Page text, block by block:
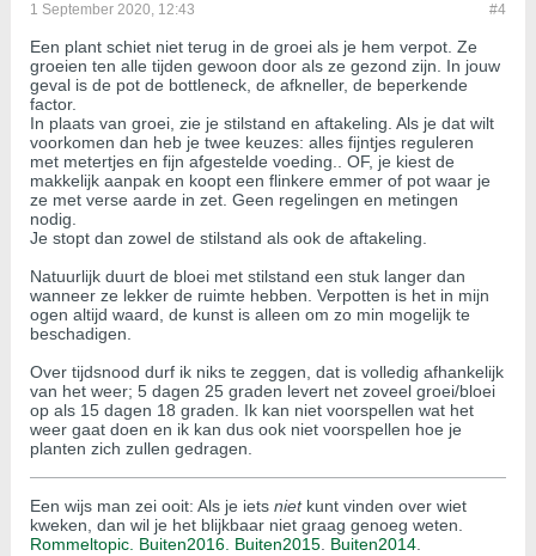
#4
1 September 2020, 12:43
Een plant schiet niet terug in de groei als je hem verpot. Ze
groeien ten alle tijden gewoon door als ze gezond zijn. In jouw
geval is de pot de bottleneck, de afkneller, de beperkende
factor.
In plaats van groei, zie je stilstand en aftakeling. Als je dat wilt
voorkomen dan heb je twee keuzes: alles fijntjes reguleren
met metertjes en fijn afgestelde voeding.. OF, je kiest de
makkelijk aanpak en koopt een flinkere emmer of pot waar je
ze met verse aarde in zet. Geen regelingen en metingen
nodig.
Je stopt dan zowel de stilstand als ook de aftakeling.
Natuurlijk duurt de bloei met stilstand een stuk langer dan
wanneer ze lekker de ruimte hebben. Verpotten is het in mijn
ogen altijd waard, de kunst is alleen om zo min mogelijk te
beschadigen.
Over tijdsnood durf ik niks te zeggen, dat is volledig afhankelijk
van het weer; 5 dagen 25 graden levert net zoveel groei/bloei
op als 15 dagen 18 graden. Ik kan niet voorspellen wat het
weer gaat doen en ik kan dus ook niet voorspellen hoe je
planten zich zullen gedragen.
Een wijs man zei ooit: Als je iets nietkunt vinden over wiet
kweken, dan wil je het blijkbaar niet graag genoeg weten.
Rommeltopic. Buiten2016. Buiten2015 Buiten2014